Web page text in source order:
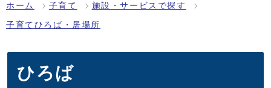
ホーム 子育て 施設・サービスで探す
子育てひろば・居場所
ひろば